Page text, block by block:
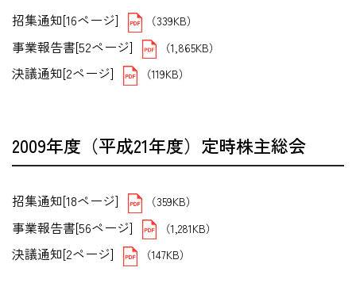
招集通知[16ページ] （339KB）
事業報告書[52ページ] （1,865KB）
決議通知[2ページ] （119KB）
2009年度（平成21年度）定時株主総会
招集通知[18ページ] （359KB）
事業報告書[56ページ] （1,281KB）
決議通知[2ページ] （147KB）